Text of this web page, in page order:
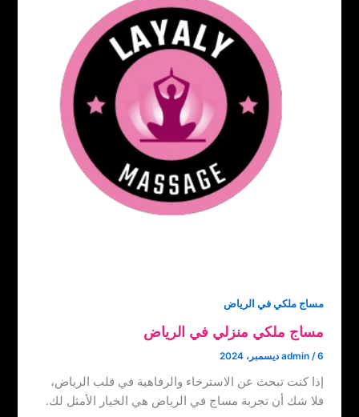
مساج ملكي في الرياض
مساج ملكي منزلي في الرياض
admin /6 ديسمبر، 2024
إذا كنت تبحث عن الاسترخاء والرفاهية في قلب الرياض،
فلا شك أن تجربة مساج في الرياض هي الخيار الأمثل لك.